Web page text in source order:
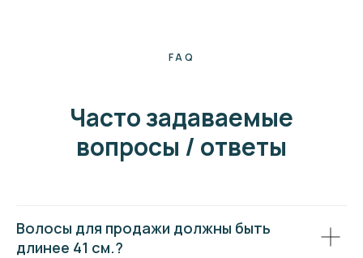
FAQ
Часто задаваемые
вопросы / ответы
Волосы для продажи должны быть
длинее 41 см.?